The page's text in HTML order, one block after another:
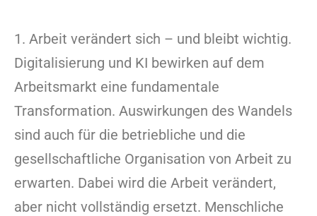
1. Arbeit verändert sich – und bleibt wichtig.
Digitalisierung und KI bewirken auf dem
Arbeitsmarkt eine fundamentale
Transformation. Auswirkungen des Wandels
sind auch für die betriebliche und die
gesellschaftliche Organisation von Arbeit zu
erwarten. Dabei wird die Arbeit verändert,
aber nicht vollständig ersetzt. Menschliche